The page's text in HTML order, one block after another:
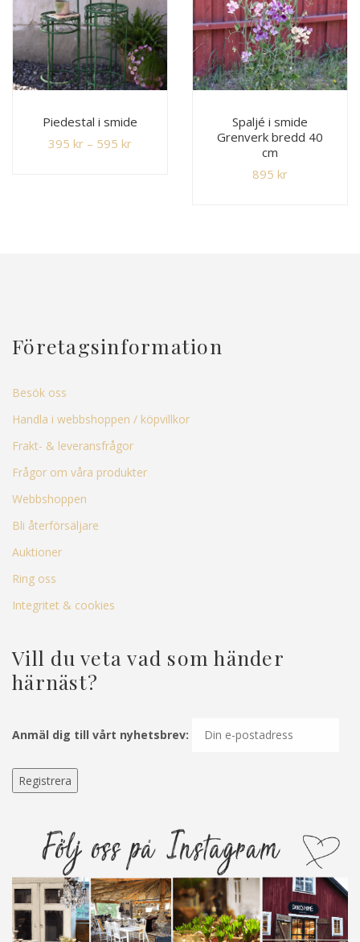
Piedestal i smide
395 kr – 595 kr
Spaljé i smide
Grenverk bredd 40
cm
895 kr
Företagsinformation
Besök oss
Handla i webbshoppen / köpvillkor
Frakt- & leveransfrågor
Frågor om våra produkter
Webbshoppen
Bli återförsäljare
Auktioner
Ring oss
Integritet & cookies
Vill du veta vad som händer
härnäst?
Anmäl dig till vårt nyhetsbrev: